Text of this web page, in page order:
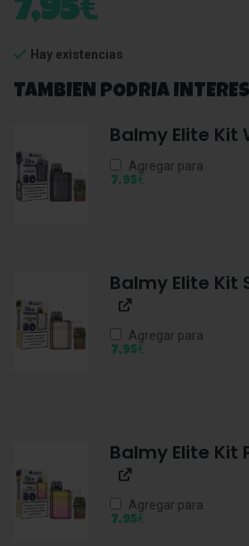
7,95
Hay existencias
TAMBIEN PODRIA
Balmy Elite Kit
Agregar para
7,95€
Balmy Elite Kit
Agregar para
7,95€
Balmy Elite Kit
Agregar para
7,95€